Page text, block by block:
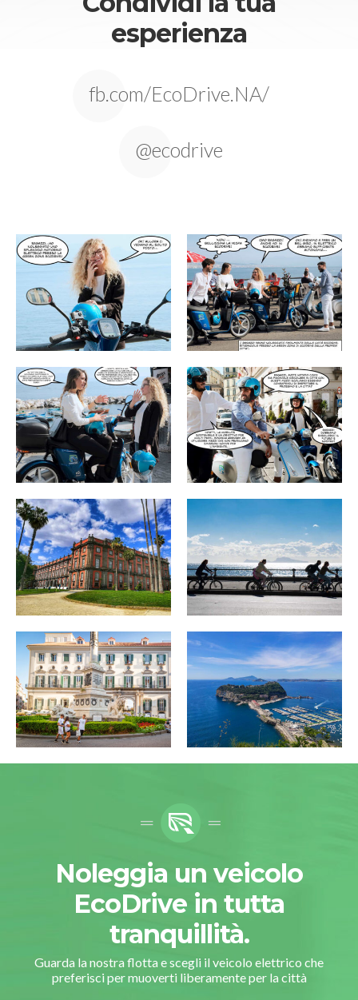
esperienza
fb.com/EcoDrive.NA/
@ecodrive
Noleggia un veicolo
EcoDrive in tutta
tranquillità.
Guarda la nostra flotta e scegli il veicolo elettrico che
preferisci per muoverti liberamente per la città